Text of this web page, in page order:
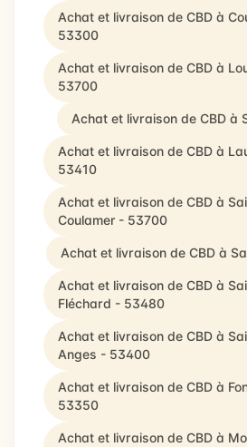
Achat et livraison de CBD à
53300
Achat et livraison de CBD à
53700
Achat et livraison de CBD à
Achat et livraison de CBD à
53410
Achat et livraison de CBD à
Coulamer - 53700
Achat et livraison de CBD à
Achat et livraison de CBD à
Fléchard - 53480
Achat et livraison de CBD à
Anges - 53400
Achat et livraison de CBD à
53350
Achat et livraison de CBD à